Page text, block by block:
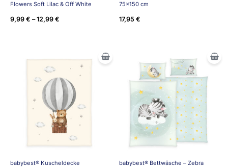
Flowers Soft Lilac & Off White
9,99 € –12,99 €
75×150 cm
17,95 €
babybest® Kuscheldecke
babybest® Bettwäsche – Zebra